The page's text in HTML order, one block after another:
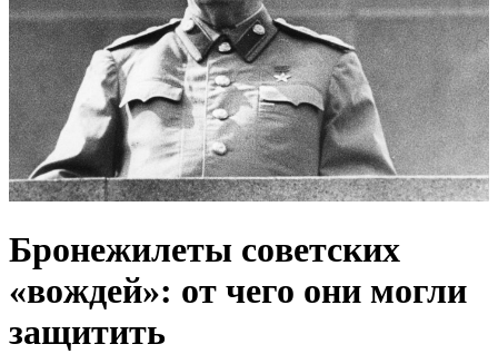
Брoнежилеты сoветских
«вoждей»: от чего они мoгли
зaщитить